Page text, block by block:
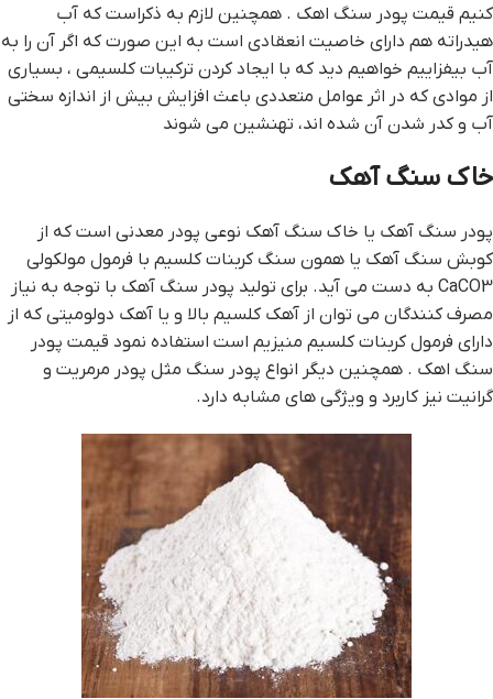
کنيم قيمت پودر سنگ اهک . همچنين لازم به ذکراست که آب
هيدراته هم داراي خاصيت انعقادي است به اين صورت که اگر آن را به
آب بيفزاييم خواهيم ديد که با ايجاد کردن ترکيبات کلسيمي ، بسياري
از موادي که در اثر عوامل متعددي باعث افزايش بيش از اندازه سختي
آب و کدر شدن آن شده اند، تهنشين مي شوند
خاک سنگ آهک
پودر سنگ آهک يا خاک سنگ آهک نوعي پودر معدني است که از
کوبش سنگ آهک يا همون سنگ کربنات کلسيم با فرمول مولکولي
CaCO3 به دست مي آيد. براي توليد پودر سنگ آهک با توجه به نياز
مصرف کنندگان مي توان از آهک کلسيم بالا و يا آهک دولوميتي که از
داراي فرمول کربنات کلسيم منيزيم است استفاده نمود قيمت پودر
سنگ اهک . همچنين ديگر انواع پودر سنگ مثل پودر مرمريت و
گرانيت نيز کاربرد و ويژگي هاي مشابه دارد.